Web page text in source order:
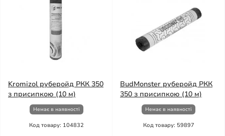
Kromizol руберойд РКК 350
з присипкою (10 м)
Немає в наявності
Код товару: 104832
BudMonster руберойд РКК
350 з присипкою (10 м)
Немає в наявності
Код товару: 59897